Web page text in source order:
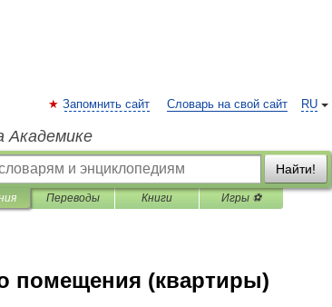
RU
Запомнить сайт Словарь на свой сайт
Академике
Найти!
Переводы Книги Игры ⚽
помещения (квартиры)